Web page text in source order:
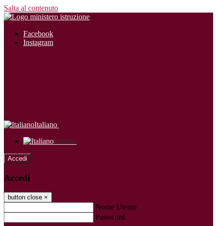
Salta al contenuto
Facebook
Instagram
Italiano
Italiano
Accedi
Accedi
button close ×
Nome Utente
Password